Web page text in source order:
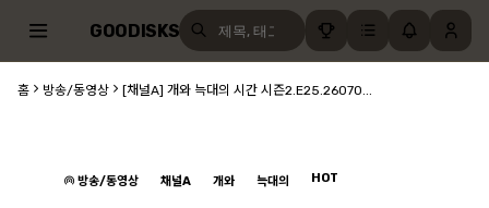
GOODISKS
홈 방송/동영상 [채널A] 개와 늑대의 시간 시즌2.E25.26070...
방송/동영상 채널A 개와 늑대의 HOT